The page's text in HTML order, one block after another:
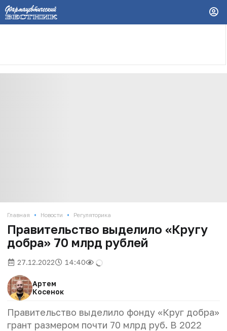
Главная • Новости • Регуляторика
Правительство выделило «Кругу
добра» 70 млрд рублей
27.12.2022 14:40
Артем
Косенок
Правительство выделило фонду «Круг добра»
грант размером почти 70 млрд руб. В 2022